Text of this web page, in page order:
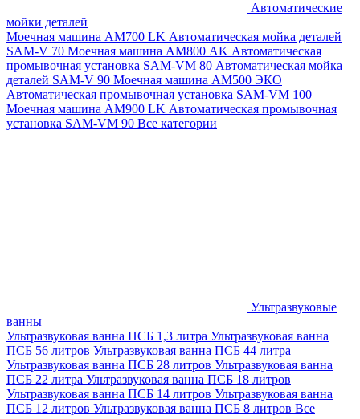
Автоматические
мойки деталей
Моечная машина AM700 LK Автоматическая мойка деталей
SAM-V 70 Моечная машина АМ800 AK Автоматическая
промывочная установка SAM-VM 80 Автоматическая мойка
деталей SAM-V 90 Моечная машина АМ500 ЭКО
Автоматическая промывочная установка SAM-VM 100
Моечная машина AM900 LK Автоматическая промывочная
установка SAM-VM 90 Все категории
Ультразвуковые
ванны
Ультразвуковая ванна ПСБ 1,3 литра Ультразвуковая ванна
ПСБ 56 литров Ультразвуковая ванна ПСБ 44 литра
Ультразвуковая ванна ПСБ 28 литров Ультразвуковая ванна
ПСБ 22 литра Ультразвуковая ванна ПСБ 18 литров
Ультразвуковая ванна ПСБ 14 литров Ультразвуковая ванна
ПСБ 12 литров Ультразвуковая ванна ПСБ 8 литров Все